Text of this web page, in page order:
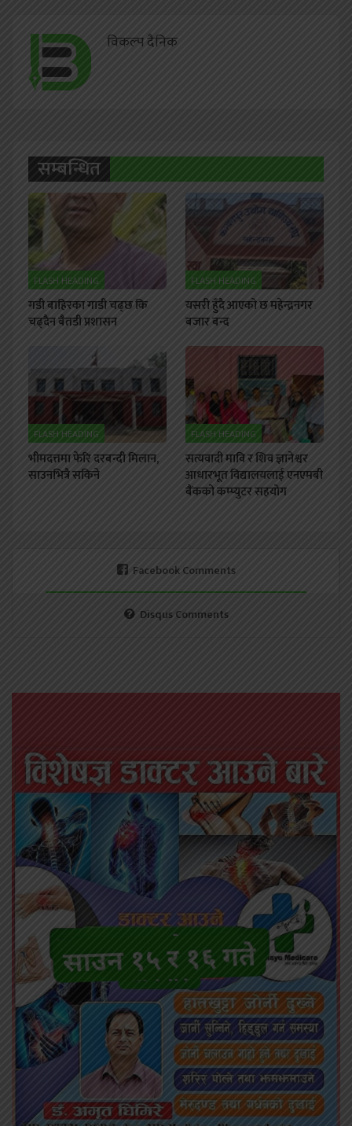
विकल्प दैनिक
सम्बन्धित
FLASH HEADING
गडी बाहिरका गाडी चढ्छ कि
चढ्दैन बैतडी प्रशासन
FLASH HEADING
यसरी हुँदै आएको छ महेन्द्रनगर
बजार बन्द
FLASH HEADING
भीमदत्तमा फेरि दरबन्दी मिलान,
साउनभित्रै सकिने
FLASH HEADING
सत्यवादी मावि र शिव ज्ञानेश्वर
आधारभूत विद्यालयलाई एनएमबी
बैंकको कम्प्युटर सहयोग
Facebook Comments
Disqus Comments